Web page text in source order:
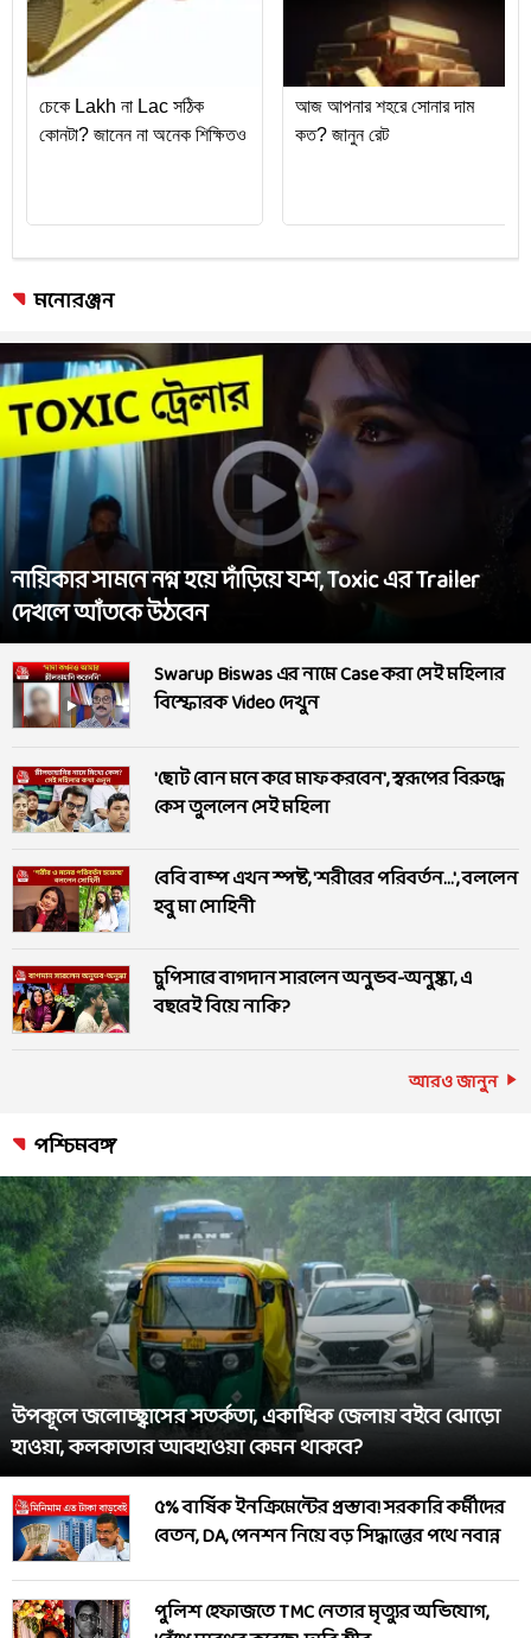
মনোরঞ্জন
নায়িকার সামনে নগ্ন হয়ে দাঁড়িয়ে যশ, Toxic এর Trailer
দেখলে আঁতকে উঠবেন
Swarup Biswas এর নামে Case করা সেই মহিলার
বিস্ফোরক Video দেখুন
'ছোট বোন মনে করে মাফ করবেন', স্বরূপের বিরুদ্ধে
কেস তুললেন সেই মহিলা
বেবি বাম্প এখন স্পষ্ট, 'শরীরের পরিবর্তন...', বললেন
হবু মা সোহিনী
চুপিসারে বাগদান সারলেন অনুভব-অনুষ্কা, এ
বছরেই বিয়ে নাকি?
আরও জানুন
পশ্চিমবঙ্গ
উপকূলে জলোচ্ছ্বাসের সতর্কতা, একাধিক জেলায় বইবে ঝোড়ো
হাওয়া, কলকাতার আবহাওয়া কেমন থাকবে?
৫% বার্ষিক ইনক্রিমেন্টের প্রস্তাব! সরকারি কর্মীদের
বেতন, DA, পেনশন নিয়ে বড় সিদ্ধান্তের পথে নবান্ন
পুলিশ হেফাজতে TMC নেতার মৃত্যুর অভিযোগ,